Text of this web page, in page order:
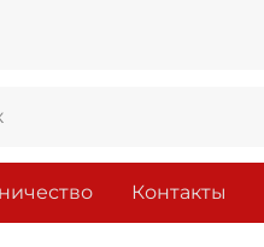
Контакты